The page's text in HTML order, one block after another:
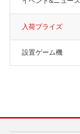
入荷プライズ
設置ゲーム機